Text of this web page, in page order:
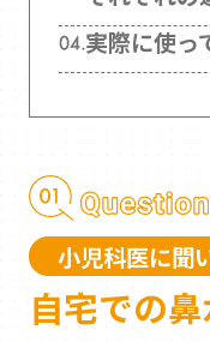
実際に使っ
小児科医に聞
自宅での